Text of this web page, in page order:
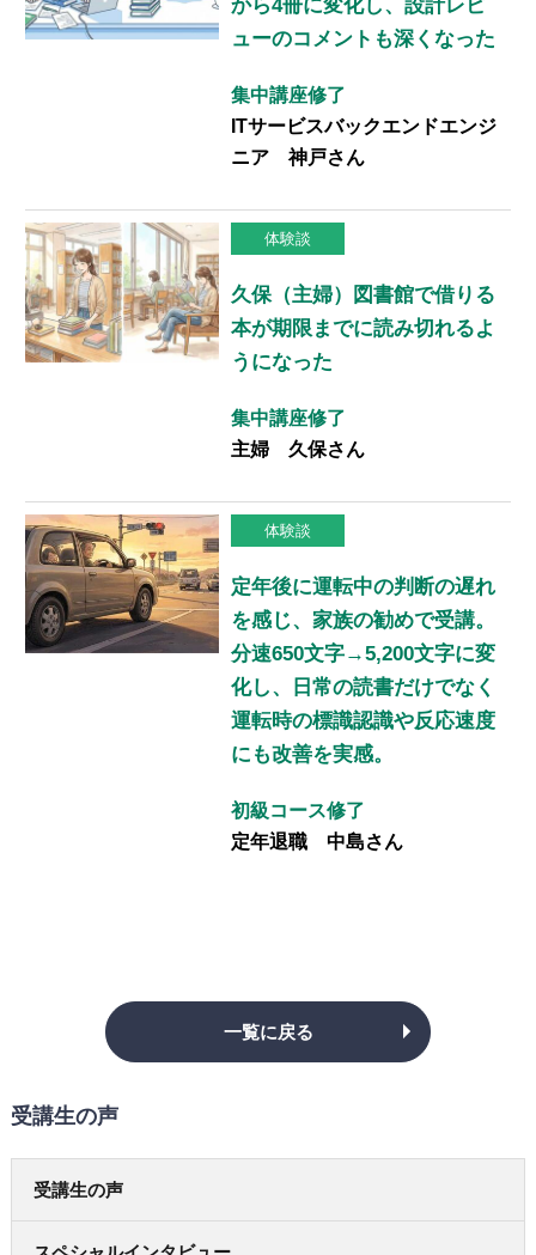
から4冊に変化し、設計レビ
ューのコメントも深くなった
集中講座修了
ITサービスバックエンドエンジ
ニア 神戸さん
体験談
久保（主婦）図書館で借りる
本が期限までに読み切れるよ
うになった
集中講座修了
主婦 久保さん
体験談
定年後に運転中の判断の遅れ
を感じ、家族の勧めで受講。
分速650文字→5,200文字に変
化し、日常の読書だけでなく
運転時の標識認識や反応速度
にも改善を実感。
初級コース修了
定年退職 中島さん
一覧に戻る
受講生の声
受講生の声